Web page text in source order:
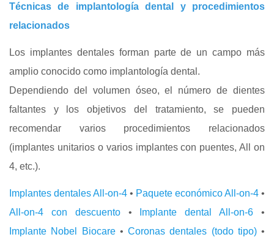
Técnicas de implantología dental y procedimientos
relacionados
Los implantes dentales forman parte de un campo más
amplio conocido como implantología dental.
Dependiendo del volumen óseo, el número de dientes
faltantes y los objetivos del tratamiento, se pueden
recomendar varios procedimientos relacionados
(implantes unitarios o varios implantes con puentes, All on
4, etc.).
Implantes dentales All-on-4 • Paquete económico All-on-4 •
All-on-4 con descuento• Implante dental All-on-6 •
Implante Nobel Biocare• Coronas dentales (todo tipo)•